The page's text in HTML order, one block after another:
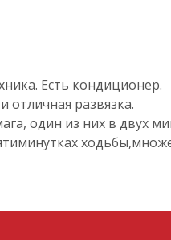
Есть кондиционер.
отличная развязка.
один из них в двух